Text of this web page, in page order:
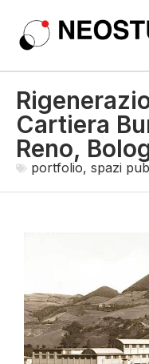
Cartiera
Reno,
portfolio, spazi